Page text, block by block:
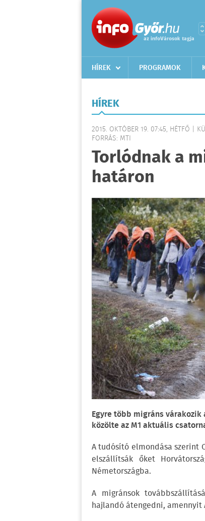
HÍREK PROGRAMOK
HÍREK
2015. OKTÓBER 19. 07:45, HÉTFŐ |
FORRÁS: MTI
Torlódnak a
határon
Egyre több migráns
közölte az M1 aktuális
A tudósító elmondása szerint
elszállítsák őket
Németországba.
A migránsok
hajlandó átengedni, amennyit